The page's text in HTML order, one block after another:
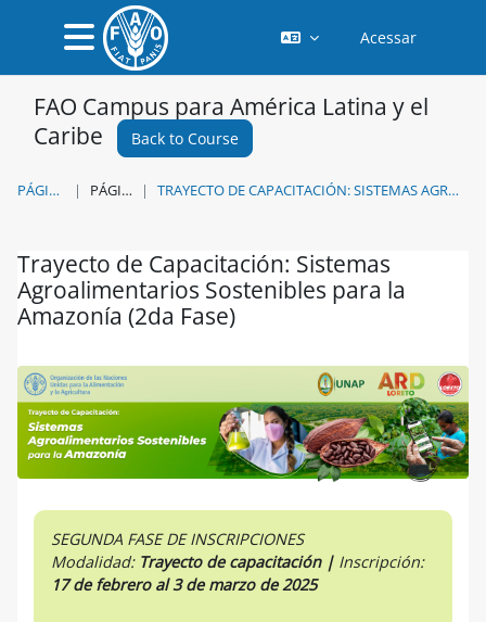
Ir para o conteúdo principal
Painel lateral
Acessar
FAO Campus para América Latina y el
Caribe
Back to Course
PÁGINA INICIAL PÁGINAS DO SITE TRAYECTO DE CAPACITACIÓN: SISTEMAS AGROALIMENTARIOS SOSTENIBLES PARA LA AMAZONÍA (2DA FASE)
Trayecto de Capacitación: Sistemas
Agroalimentarios Sostenibles para la
Amazonía (2da Fase)
SEGUNDA FASE DE INSCRIPCIONES
Modalidad: Trayecto de capacitación | Inscripción:
17 de febrero al 3 de marzo de 2025